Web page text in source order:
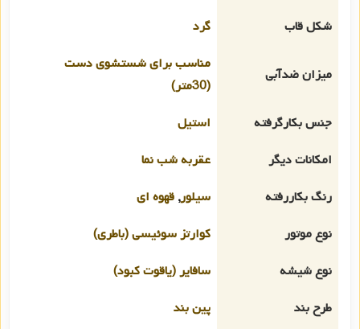
شکل قاب
گرد
میزان ضدآبی
مناسب برای شستشوی دست
(30متر)
جنس بکارگرفته
استیل
امکانات دیگر
عقربه شب نما
رنگ بکاررفته
سیلور, قهوه ای
نوع موتور
کوارتز سوئیسی (باطری)
نوع شیشه
سافایر (یاقوت کبود)
طرح بند
پین بند